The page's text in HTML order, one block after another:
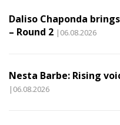
Daliso Chaponda
– Round 2 |06.08.2026
Nesta Barbe: Rising
|06.08.2026